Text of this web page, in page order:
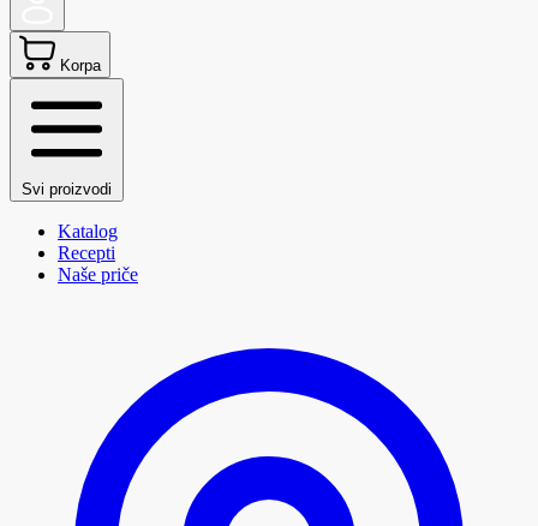
Korpa
Svi proizvodi
Katalog
Recepti
Naše priče